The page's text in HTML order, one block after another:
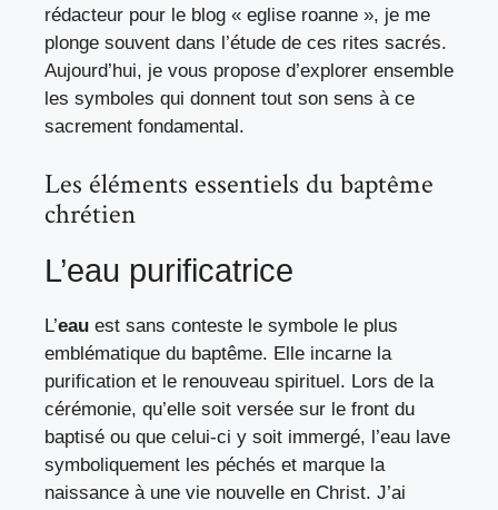
rédacteur pour le blog « eglise roanne », je me
plonge souvent dans l’étude de ces rites sacrés.
Aujourd’hui, je vous propose d’explorer ensemble
les symboles qui donnent tout son sens à ce
sacrement fondamental.
Les éléments essentiels du baptême
chrétien
L’eau purificatrice
L’eau est sans conteste le symbole le plus
emblématique du baptême. Elle incarne la
purification et le renouveau spirituel. Lors de la
cérémonie, qu’elle soit versée sur le front du
baptisé ou que celui-ci y soit immergé, l’eau lave
symboliquement les péchés et marque la
naissance à une vie nouvelle en Christ. J’ai